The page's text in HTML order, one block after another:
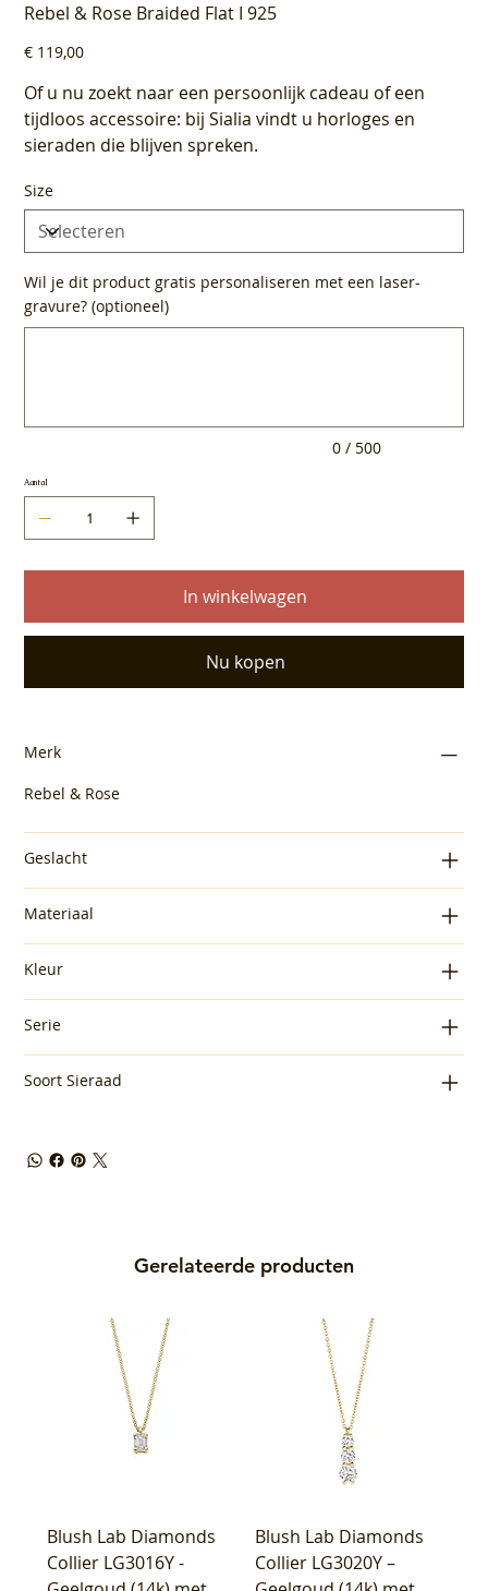
Rebel & Rose Braided Flat I 925
Prijs
€ 119,00
Of u nu zoekt naar een persoonlijk cadeau of een
tijdloos accessoire: bij Sialia vindt u horloges en
sieraden die blijven spreken.
Size
Wil je dit product gratis personaliseren met een laser-
gravure? (optioneel)
0 / 500
Aantal
In winkelwagen
Nu kopen
Merk
Rebel & Rose
Geslacht
Materiaal
Kleur
Serie
Soort Sieraad
Gerelateerde producten
Blush Lab Diamonds
Collier LG3016Y -
Blush Lab Diamonds
Collier LG3020Y –